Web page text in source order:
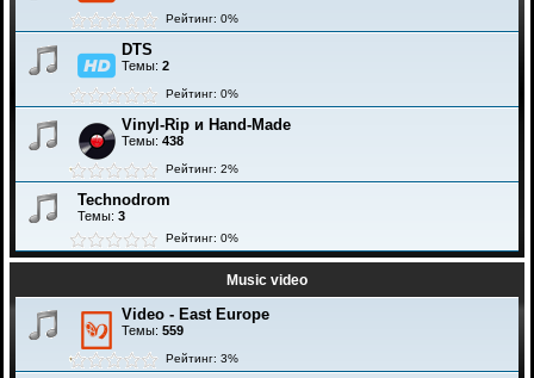
Рейтинг: 0%
DTS
Темы: 2
Рейтинг: 0%
Vinyl-Rip и Hand-Made
Темы: 438
Рейтинг: 2%
Technodrom
Темы: 3
Рейтинг: 0%
Music video
Video - East Europe
Темы: 559
Рейтинг: 3%